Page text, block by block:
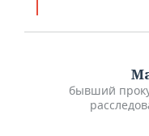
бывший